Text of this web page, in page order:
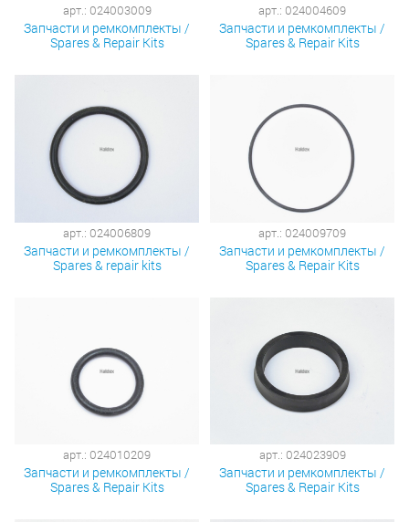
арт.: 024003009
Запчасти и ремкомплекты /
Spares & Repair Kits
арт.: 024004609
Запчасти и ремкомплекты /
Spares & Repair Kits
арт.: 024006809
Запчасти и ремкомплекты /
Spares & repair kits
арт.: 024009709
Запчасти и ремкомплекты /
Spares & Repair Kits
арт.: 024010209
Запчасти и ремкомплекты /
Spares & Repair Kits
арт.: 024023909
Запчасти и ремкомплекты /
Spares & Repair Kits